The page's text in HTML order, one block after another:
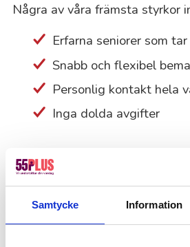
Samtycke Information
Några av våra främsta styrkor
Erfarna seniorer som
Snabb och flexibel
Personlig kontakt hela
Inga dolda avgifter
Så tycker våra
Karlshamn
Vi har 4,5 på Trustpilot! Bli lika
andra genom att anlita 55Plus.